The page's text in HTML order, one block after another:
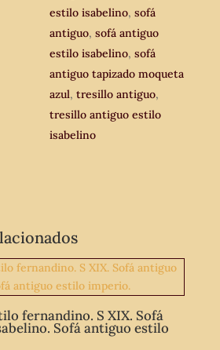
estilo isabelino,sofá
antiguo,sofá antiguo
estilo isabelino,sofá
antiguo tapizado moqueta
azul,tresillo antiguo,
tresillo antiguo estilo
isabelino
fernandino. S XIX. Sofá
Sofá antiguo estilo